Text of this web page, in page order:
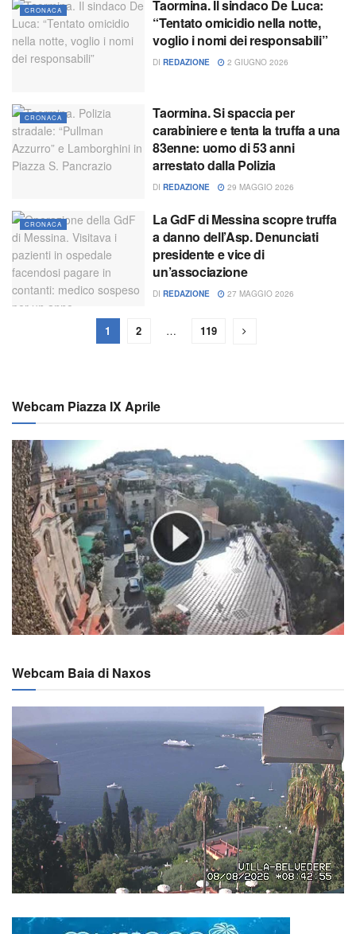
CRONACA
Taormina. Il sindaco De Luca:
“Tentato omicidio nella notte,
voglio i nomi dei responsabili”
DI REDAZIONE 2 GIUGNO 2026
CRONACA
Taormina. Si spaccia per
carabiniere e tenta la truffa a una
83enne: uomo di 53 anni
arrestato dalla Polizia
DI REDAZIONE 29 MAGGIO 2026
CRONACA
La GdF di Messina scopre truffa
a danno dell’Asp. Denunciati
presidente e vice di
un’associazione
DI REDAZIONE 27 MAGGIO 2026
1 2 … 119
Webcam Piazza IX Aprile
Webcam Baia di Naxos